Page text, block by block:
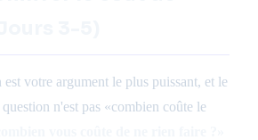
votre argument le plus puissant, et le
n'est pas «combien coûte le